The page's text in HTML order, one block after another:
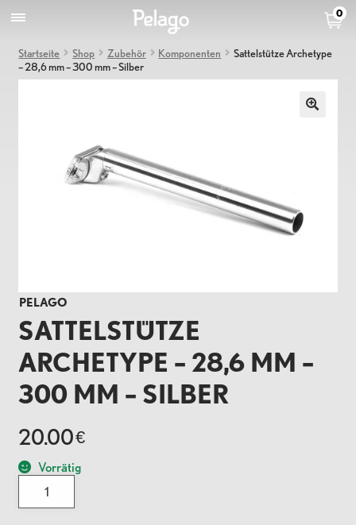
0
Startseite Shop Zubehör Komponenten
Sattelstütze Archetype
– 28,6 mm – 300 mm – Silber
PELAGO
SATTELSTÜTZE
ARCHETYPE – 28,6 MM –
300 MM – SILBER
20.00€
Vorrätig
Sattelstütze
Archetype
-